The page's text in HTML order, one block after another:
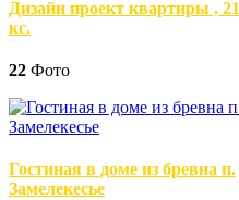
Дизайн проект квартиры , 21
кс.
22 Фото
Гостиная в доме из бревна п.
Замелекесье